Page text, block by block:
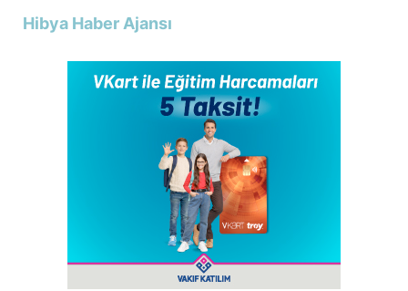
Hibya Haber Ajansı